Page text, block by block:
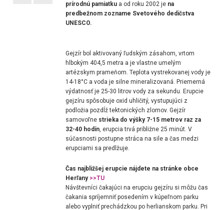
prírodnú pamiatku a od roku 2002 je na
predbežnom zozname Svetového dedičstva
UNESCO.
Gejzír bol aktivovaný ľudským zásahom, vrtom
hlbokým 404,5 metra a je vlastne umelým
artézskym prameňom. Teplota vystrekovanej vody je
14-18°C a voda je silne mineralizovaná. Priemerná
výdatnosť je 25-30 litrov vody za sekundu. Erupcie
gejzíru spôsobuje oxid uhličitý, vystupujúci z
podložia pozdĺž tektonických zlomov. Gejzír
samovoľne strieka do výšky 7-15 metrov raz za
32-40 hodín, erupcia trvá približne 25 minút. V
súčasnosti postupne stráca na sile a čas medzi
erupciami sa predlžuje.
Čas najbližšej erupcie nájdete na stránke obce
Herľany >>TU
Návštevníci čakajúci na erupciu gejzíru si môžu čas
čakania spríjemniť posedením v kúpeľnom parku
alebo vyplniť prechádzkou po herlianskom parku. Pri